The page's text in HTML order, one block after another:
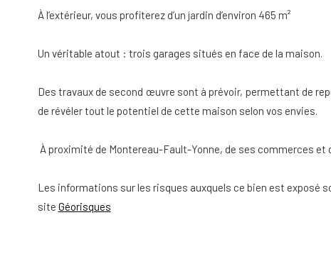
À l’extérieur, vous profiterez d’un jardin d’environ 465 m²
Un véritable atout : trois garages situés en face de la maison.
Des travaux de second œuvre sont à prévoir, permettant de
de révéler tout le potentiel de cette maison selon vos envies.
À proximité de Montereau-Fault-Yonne, de ses commerces et
Les informations sur les risques auxquels ce bien est exposé
site Géorisques